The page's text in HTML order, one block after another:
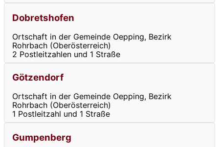
Dobretshofen
Ortschaft in der Gemeinde Oepping, Bezirk
Rohrbach (Oberösterreich)
2 Postleitzahlen und 1 Straße
Götzendorf
Ortschaft in der Gemeinde Oepping, Bezirk
Rohrbach (Oberösterreich)
1 Postleitzahl und 1 Straße
Gumpenberg